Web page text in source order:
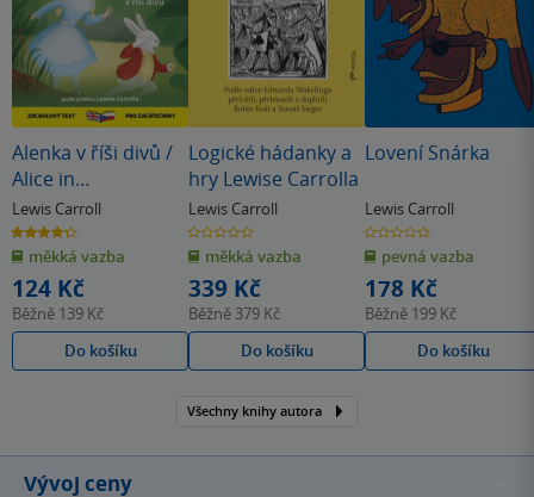
Alenka v říši divů /
Alice in
Wonderland (A1-
A2)
Lewis Carroll
4.3
z
5
hvězdiček
měkká vazba
124 Kč
Běžně 139 Kč
Do košíku
Logické hádanky a
hry Lewise Carrolla
Lewis Carroll
0.0
z
5
hvězdiček
měkká vazba
339 Kč
Běžně 379 Kč
Do košíku
Lovení Snárka
Lewis Carroll
0.0
z
5
hvězdiček
pevná vazba
178 Kč
Běžně 199 Kč
Do košíku
Všechny knihy autora
Vývoj ceny